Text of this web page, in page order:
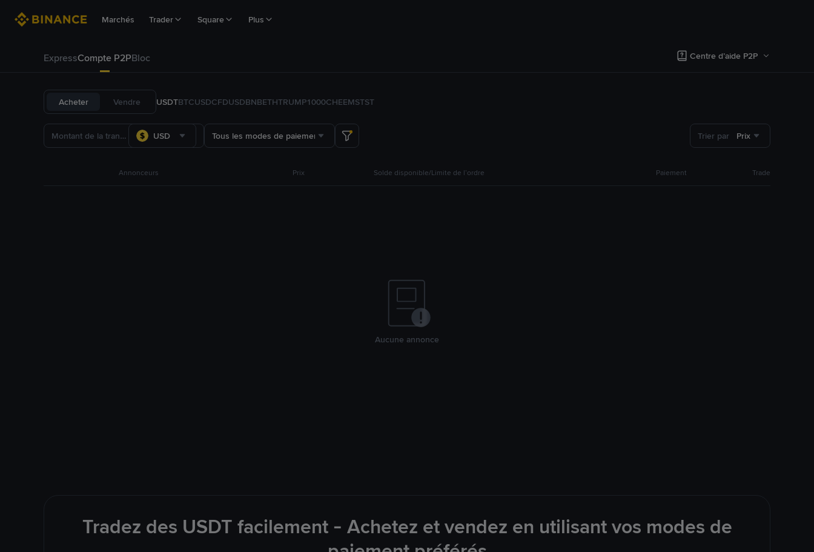
Marchés Trader Square Plus
ExpressCompte P2PBloc Centre d’aide P2P
Acheter Vendre USDTBTCUSDCFDUSDBNBETHTRUMP1000CHEEMSTST
USD Tous les modes de paiement Trier par Prix
Annonceurs Prix Solde disponible/Limite de l’ordre Paiement Trade
Aucune annonce
Tradez des USDT facilement - Achetez et vendez en utilisant vos modes de